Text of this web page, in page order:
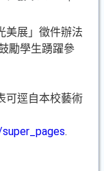
美展」徵件辦法
勵學生踴躍參
可逕自本校藝術
.